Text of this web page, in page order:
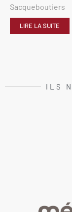
Sacqueboutiers
LIRE LA SUITE
ILS